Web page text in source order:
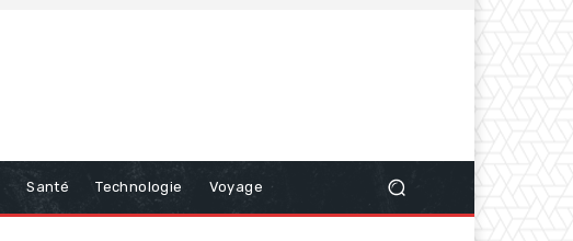
Santé Technologie Voyage